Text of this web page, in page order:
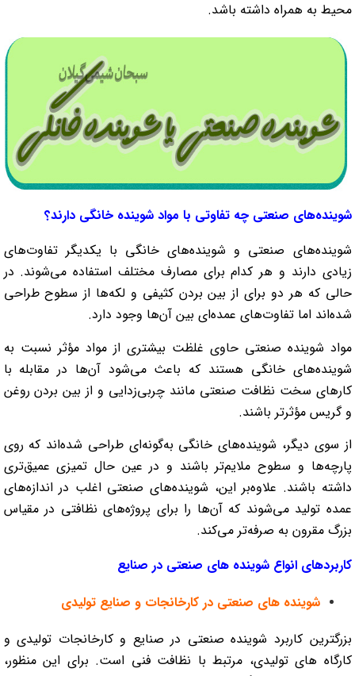
محیط به همراه داشته باشد.
شوینده‌های صنعتی چه تفاوتی با مواد شوینده خانگی دارند؟
شوینده‌های صنعتی و شوینده‌های خانگی با یکدیگر تفاوت‌های
زیادی دارند و هر کدام برای مصارف مختلف استفاده می‌شوند. در
حالی که هر دو برای از بین بردن کثیفی و لکه‌ها از سطوح طراحی
شده‌اند اما تفاوت‌های عمده‌ای بین آن‌ها وجود دارد.
مواد شوینده صنعتی حاوی غلظت بیشتری از مواد مؤثر نسبت به
شوینده‌های خانگی هستند که باعث می‌شود آن‌ها در مقابله با
کار‌های سخت نظافت صنعتی مانند چربی‌زدایی و از بین بردن روغن
و گریس مؤثرتر باشند.
از سوی دیگر، شوینده‌های خانگی به‌گونه‌ای طراحی شده‌اند که روی
پارچه‌ها و سطوح ملایم‌تر باشند و در عین حال تمیزی عمیق‌تری
داشته باشند. علاوه‌بر این، شوینده‌های صنعتی اغلب در اندازه‌های
عمده تولید می‌شوند که آن‌ها را برای پروژه‌های نظافتی در مقیاس
بزرگ مقرون به صرفه‌تر می‌کند.
کاربردهای انواع شوینده های صنعتی در صنایع
شوینده های صنعتی در کارخانجات و صنایع تولیدی
بزرگترین کاربرد شوینده صنعتی در صنایع و کارخانجات تولیدی و
کارگاه های تولیدی، مرتبط با نظافت فنی است. برای این منظور،